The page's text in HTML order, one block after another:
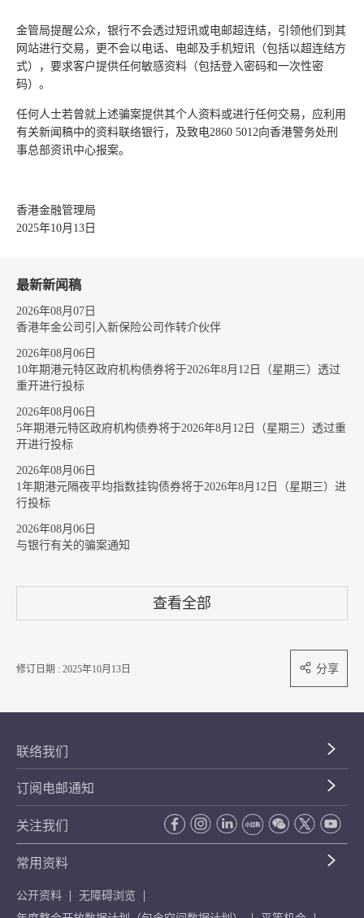
金管局提醒公众，银行不会透过短讯或电邮超连结，引领他们到其
网站进行交易，更不会以电话、电邮及手机短讯（包括以超连结方
式），要求客户提供任何敏感资料（包括登入密码和一次性密
码）。
任何人士若曾就上述骗案提供其个人资料或进行任何交易，应利用
有关新闻稿中的资料联络银行，及致电2860 5012向香港警务处刑
事总部资讯中心报案。
香港金融管理局
2025年10月13日
最新新闻稿
2026年08月07日
香港年金公司引入新保险公司作转介伙伴
2026年08月06日
10年期港元特区政府机构债券将于2026年8月12日（星期三）透过
重开进行投标
2026年08月06日
5年期港元特区政府机构债券将于2026年8月12日（星期三）透过重
开进行投标
2026年08月06日
1年期港元隔夜平均指数挂钩债券将于2026年8月12日（星期三）进
行投标
2026年08月06日
与银行有关的骗案通知
查看全部
修订日期 : 2025年10月13日 分享
联络我们
订阅电邮通知
关注我们
常用资料
公开资料
无障碍浏览